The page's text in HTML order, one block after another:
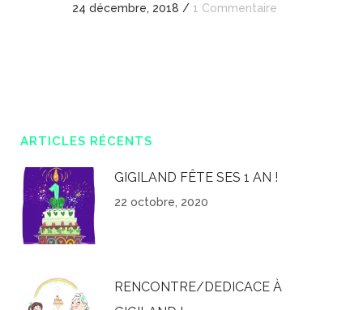
24 décembre, 2018 / 1 Commentaire
ARTICLES RÉCENTS
GIGILAND FÊTE SES 1 AN !
22 octobre, 2020
RENCONTRE/DEDICACE À